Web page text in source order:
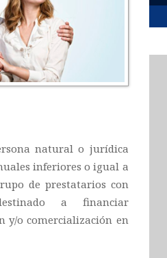
natural o jurídica
inferiores o igual a
de prestatarios con
a financiar
y/o comercialización en